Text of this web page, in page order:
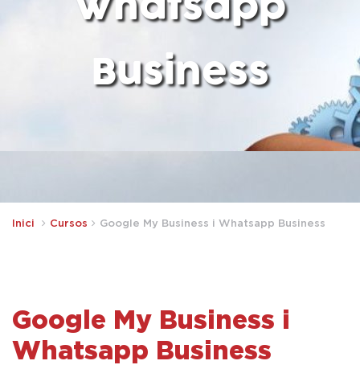
Business
Inici Cursos Google My Business i Whatsapp Business
Google My Business i
Whatsapp Business